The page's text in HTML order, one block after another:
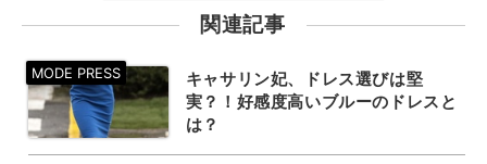
関連記事
キャサリン妃、ドレス選びは堅
実？！好感度高いブルーのドレスと
は？